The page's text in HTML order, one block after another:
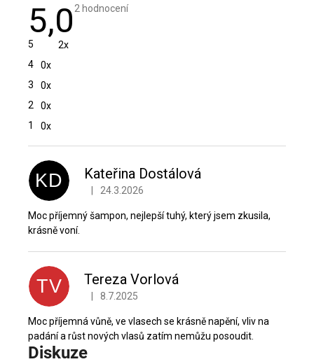
5,0 Průměrné
2 hodnocení
5
2x
4
0x
3
0x
2
0x
1
0x
p
i
h
o
d
o
c
n
í
KD Kateřina Dostálová
Hodnocení produktu je 5 z 5 hvězdiček.
24.3.2026
Moc příjemný šampon, nejlepší tuhý, který jsem zkusila,
krásně voní.
TV Tereza Vorlová
Hodnocení produktu je 5 z 5 hvězdiček.
8.7.2025
Moc příjemná vůně, ve vlasech se krásně napění, vliv na
padání a růst nových vlasů zatím nemůžu posoudit.
Diskuze